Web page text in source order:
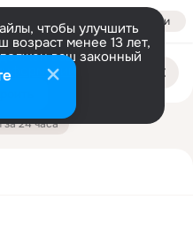
Войти
чтобы улучшить
возраст менее 13 лет,
ваш законный
24 часа